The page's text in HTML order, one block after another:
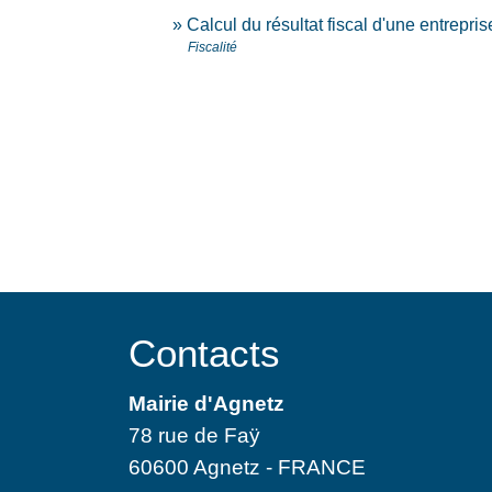
Calcul du résultat fiscal d'une
Fiscalité
Contacts
Mairie d'Agnetz
78 rue de Faÿ
60600 Agnetz - FRANCE